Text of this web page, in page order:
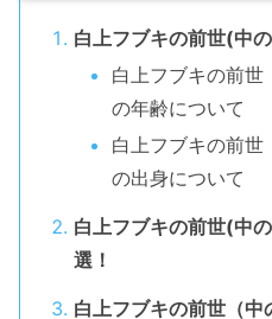
白上フブキの前世(中
白上フブキの前世
の年齢について
白上フブキの前世
の出身について
白上フブキの前世(中
選！
白上フブキの前世（